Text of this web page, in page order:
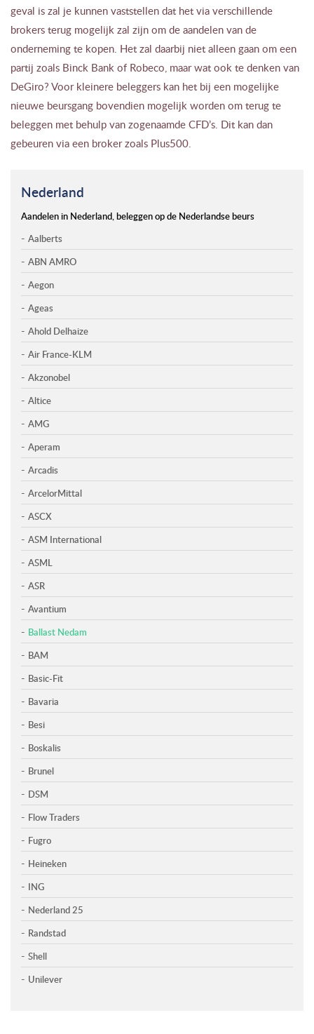
geval is zal je kunnen vaststellen dat het via verschillende
brokers terug mogelijk zal zijn om de aandelen van de
onderneming te kopen. Het zal daarbij niet alleen gaan om een
partij zoals Binck Bank of Robeco, maar wat ook te denken van
DeGiro? Voor kleinere beleggers kan het bij een mogelijke
nieuwe beursgang bovendien mogelijk worden om terug te
beleggen met behulp van zogenaamde CFD’s. Dit kan dan
gebeuren via een broker zoals Plus500.
Nederland
Aandelen in Nederland, beleggen op de Nederlandse beurs
Aalberts
ABN AMRO
Aegon
Ageas
Ahold Delhaize
Air France-KLM
Akzonobel
Altice
AMG
Aperam
Arcadis
ArcelorMittal
ASCX
ASM International
ASML
ASR
Avantium
Ballast Nedam
BAM
Basic-Fit
Bavaria
Besi
Boskalis
Brunel
DSM
Flow Traders
Fugro
Heineken
ING
Nederland 25
Randstad
Shell
Unilever